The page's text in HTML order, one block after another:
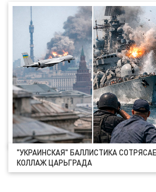
"УКРАИНСКАЯ" БАЛЛИСТИКА
КОЛЛАЖ ЦАРЬГРАДА